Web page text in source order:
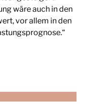
wäre auch in den
vor allem in den